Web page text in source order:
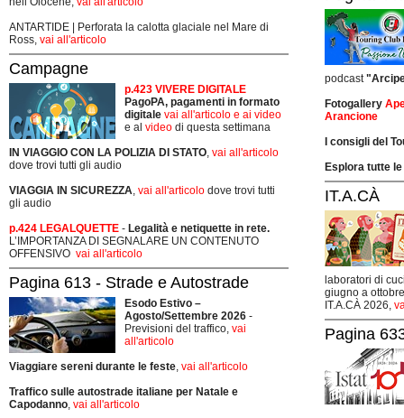
ANTARTIDE | Perforata la calotta glaciale nel Mare di
Ross, vai all'articolo
Campagne
p.423 VIVERE DIGITALE
PagoPA, pagamenti in formato
digitale vai all'articolo e ai video
e al video di questa settimana
IN VIAGGIO CON LA POLIZIA DI STATO, vai all'articolo
dove trovi tutti gli audio
VIAGGIA IN SICUREZZA, vai all'articolo dove trovi tutti
gli audio
p.424 LEGALQUETTE - Legalità e netiquette in rete.
L’IMPORTANZA DI SEGNALARE UN CONTENUTO
OFFENSIVO vai all'articolo
Pagina 613 - Strade e Autostrade
Esodo Estivo –
Agosto/Settembre 2026 -
Previsioni del traffico, vai
all'articolo
Viaggiare sereni durante le feste, vai all'articolo
Traffico sulle autostrade italiane per Natale e
Capodanno, vai all'articolo
podcast
Fotogallery
Arancione
I consigli del
Esplora tutte
IT.A.CÀ
laboratori di
giugno a
IT.A.CÀ 2026,
Pagina